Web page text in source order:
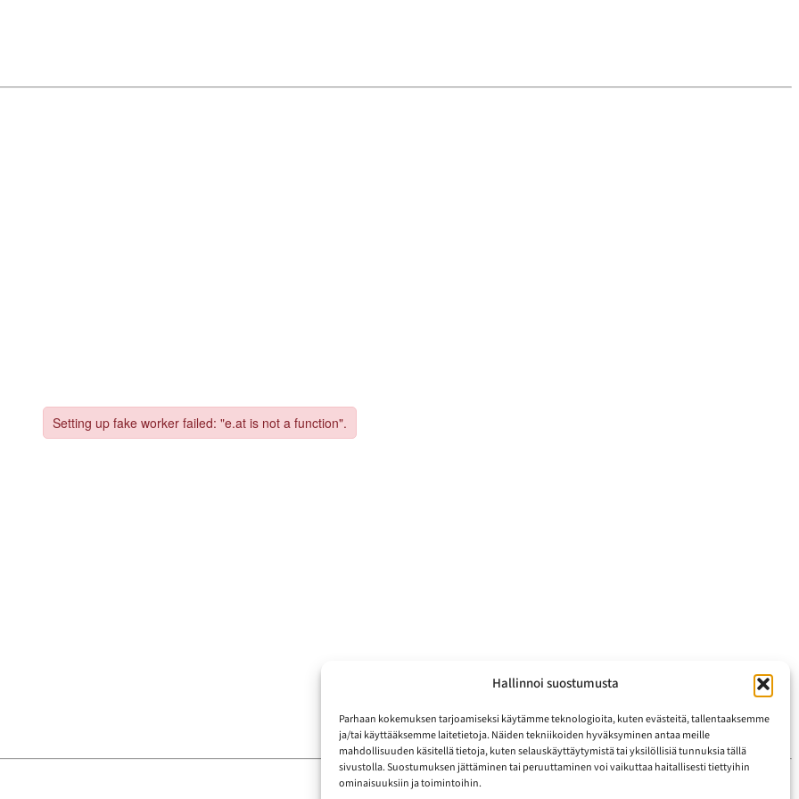
Hallinnoi suostumusta
Parhaan kokemuksen tarjoamiseksi käytämme teknologioita, kuten evästeitä, tallentaaksemme
ja/tai käyttääksemme laitetietoja. Näiden tekniikoiden hyväksyminen antaa meille
mahdollisuuden käsitellä tietoja, kuten selauskäyttäytymistä tai yksilöllisiä tunnuksia tällä
sivustolla. Suostumuksen jättäminen tai peruuttaminen voi vaikuttaa haitallisesti tiettyihin
ominaisuuksiin ja toimintoihin.